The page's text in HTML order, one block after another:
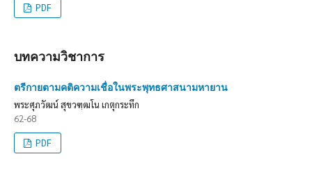
PDF
บทความวิชาการ
ตรีกายตามคติความเชื่อในพระพุทธศาสนามหายาน
พระศุภวัฒน์ สุขวฑฺฒโน เกตุกระทึก
62-68
PDF